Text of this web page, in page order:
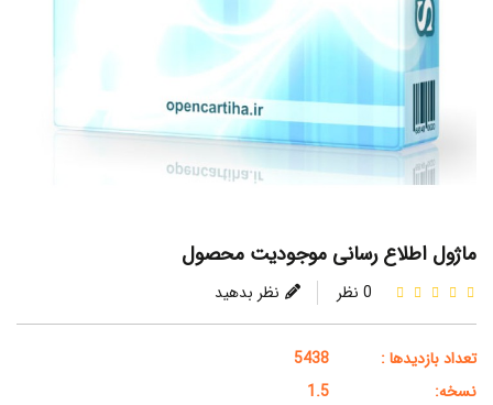
ماژول اطلاع رسانی موجودیت محصول
0 نظر نظر بدهید
تعداد بازدیدها :
5438
نسخه:
1.5